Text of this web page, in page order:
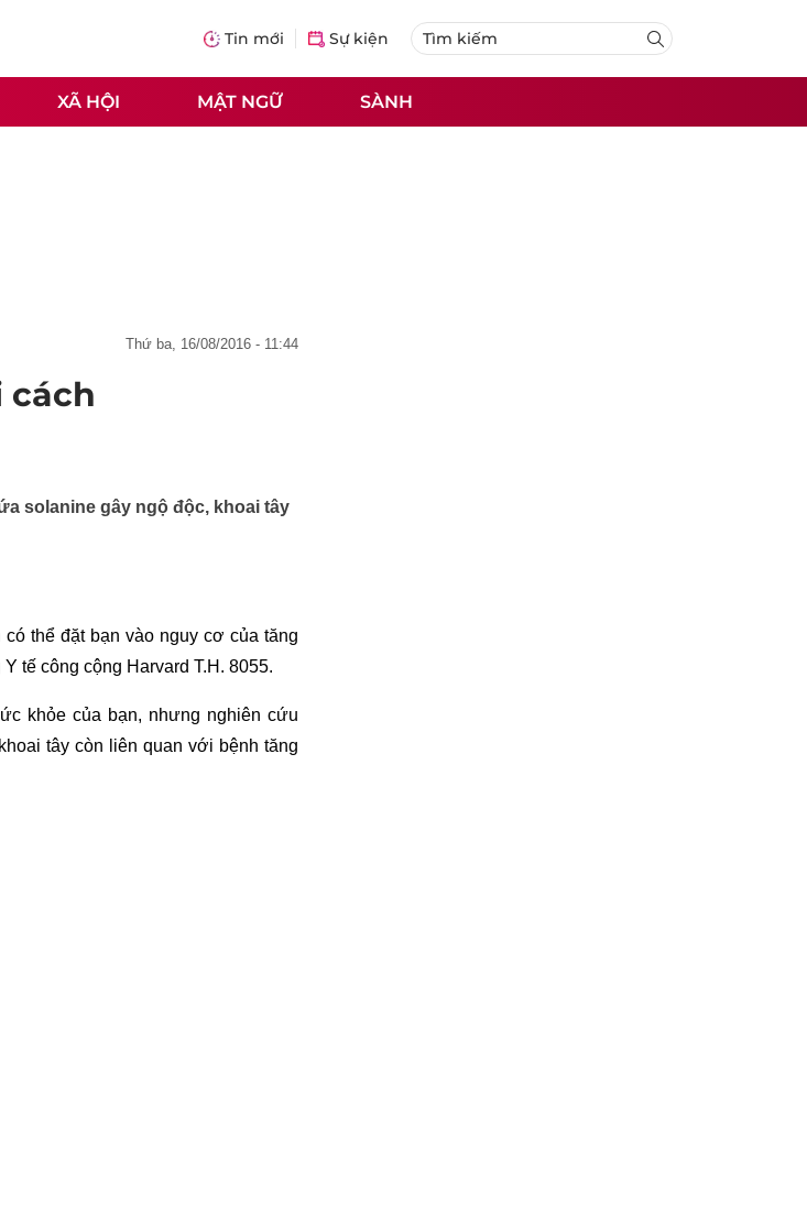
Tin mới Sự kiện
XÃ HỘI MẬT NGỮ SÀNH
thứ ba, 16/08/2016 - 11:44
cách
solanine gây ngộ độc, khoai tây
thể đặt bạn vào nguy cơ của tăng
tế công cộng Harvard T.H. 8055.
khỏe của bạn, nhưng nghiên cứu
tây còn liên quan với bệnh tăng